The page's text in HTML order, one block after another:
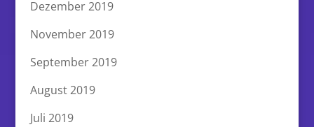
Dezember 2019
November 2019
September 2019
August 2019
Juli 2019